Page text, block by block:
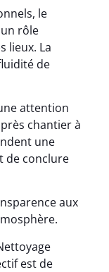
le
rôle
lieux. La
de
attention
chantier à
une
de conclure
aux
est de